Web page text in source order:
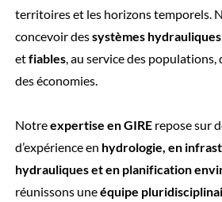
territoires et les horizons temporels.
concevoir dessystèmes hydrauliques
etfiables, au service des populations,
des économies.
Notreexpertise en GIRErepose sur
d’expérience en hydrologie, en
hydrauliques et en planification
réunissons uneéquipe